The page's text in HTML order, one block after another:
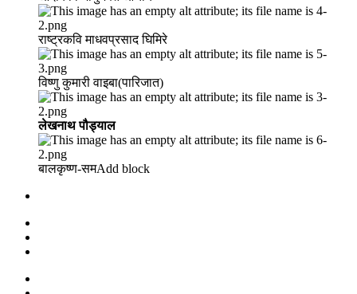
राष्ट्रकवि माधवप्रसाद घिमिरे
विष्णु कुमारी वाइबा(पारिजात)
लेखनाथ पौड्याल
बालकृष्ण-सम Add block